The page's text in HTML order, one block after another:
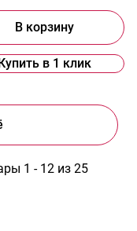
В корзину
в 1 клик
1 - 12 из 25